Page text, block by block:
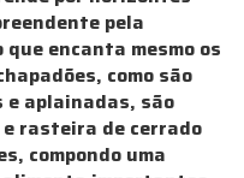
pela
encanta mesmo os
como são
aplainadas, são
rasteira de cerrado
compondo uma